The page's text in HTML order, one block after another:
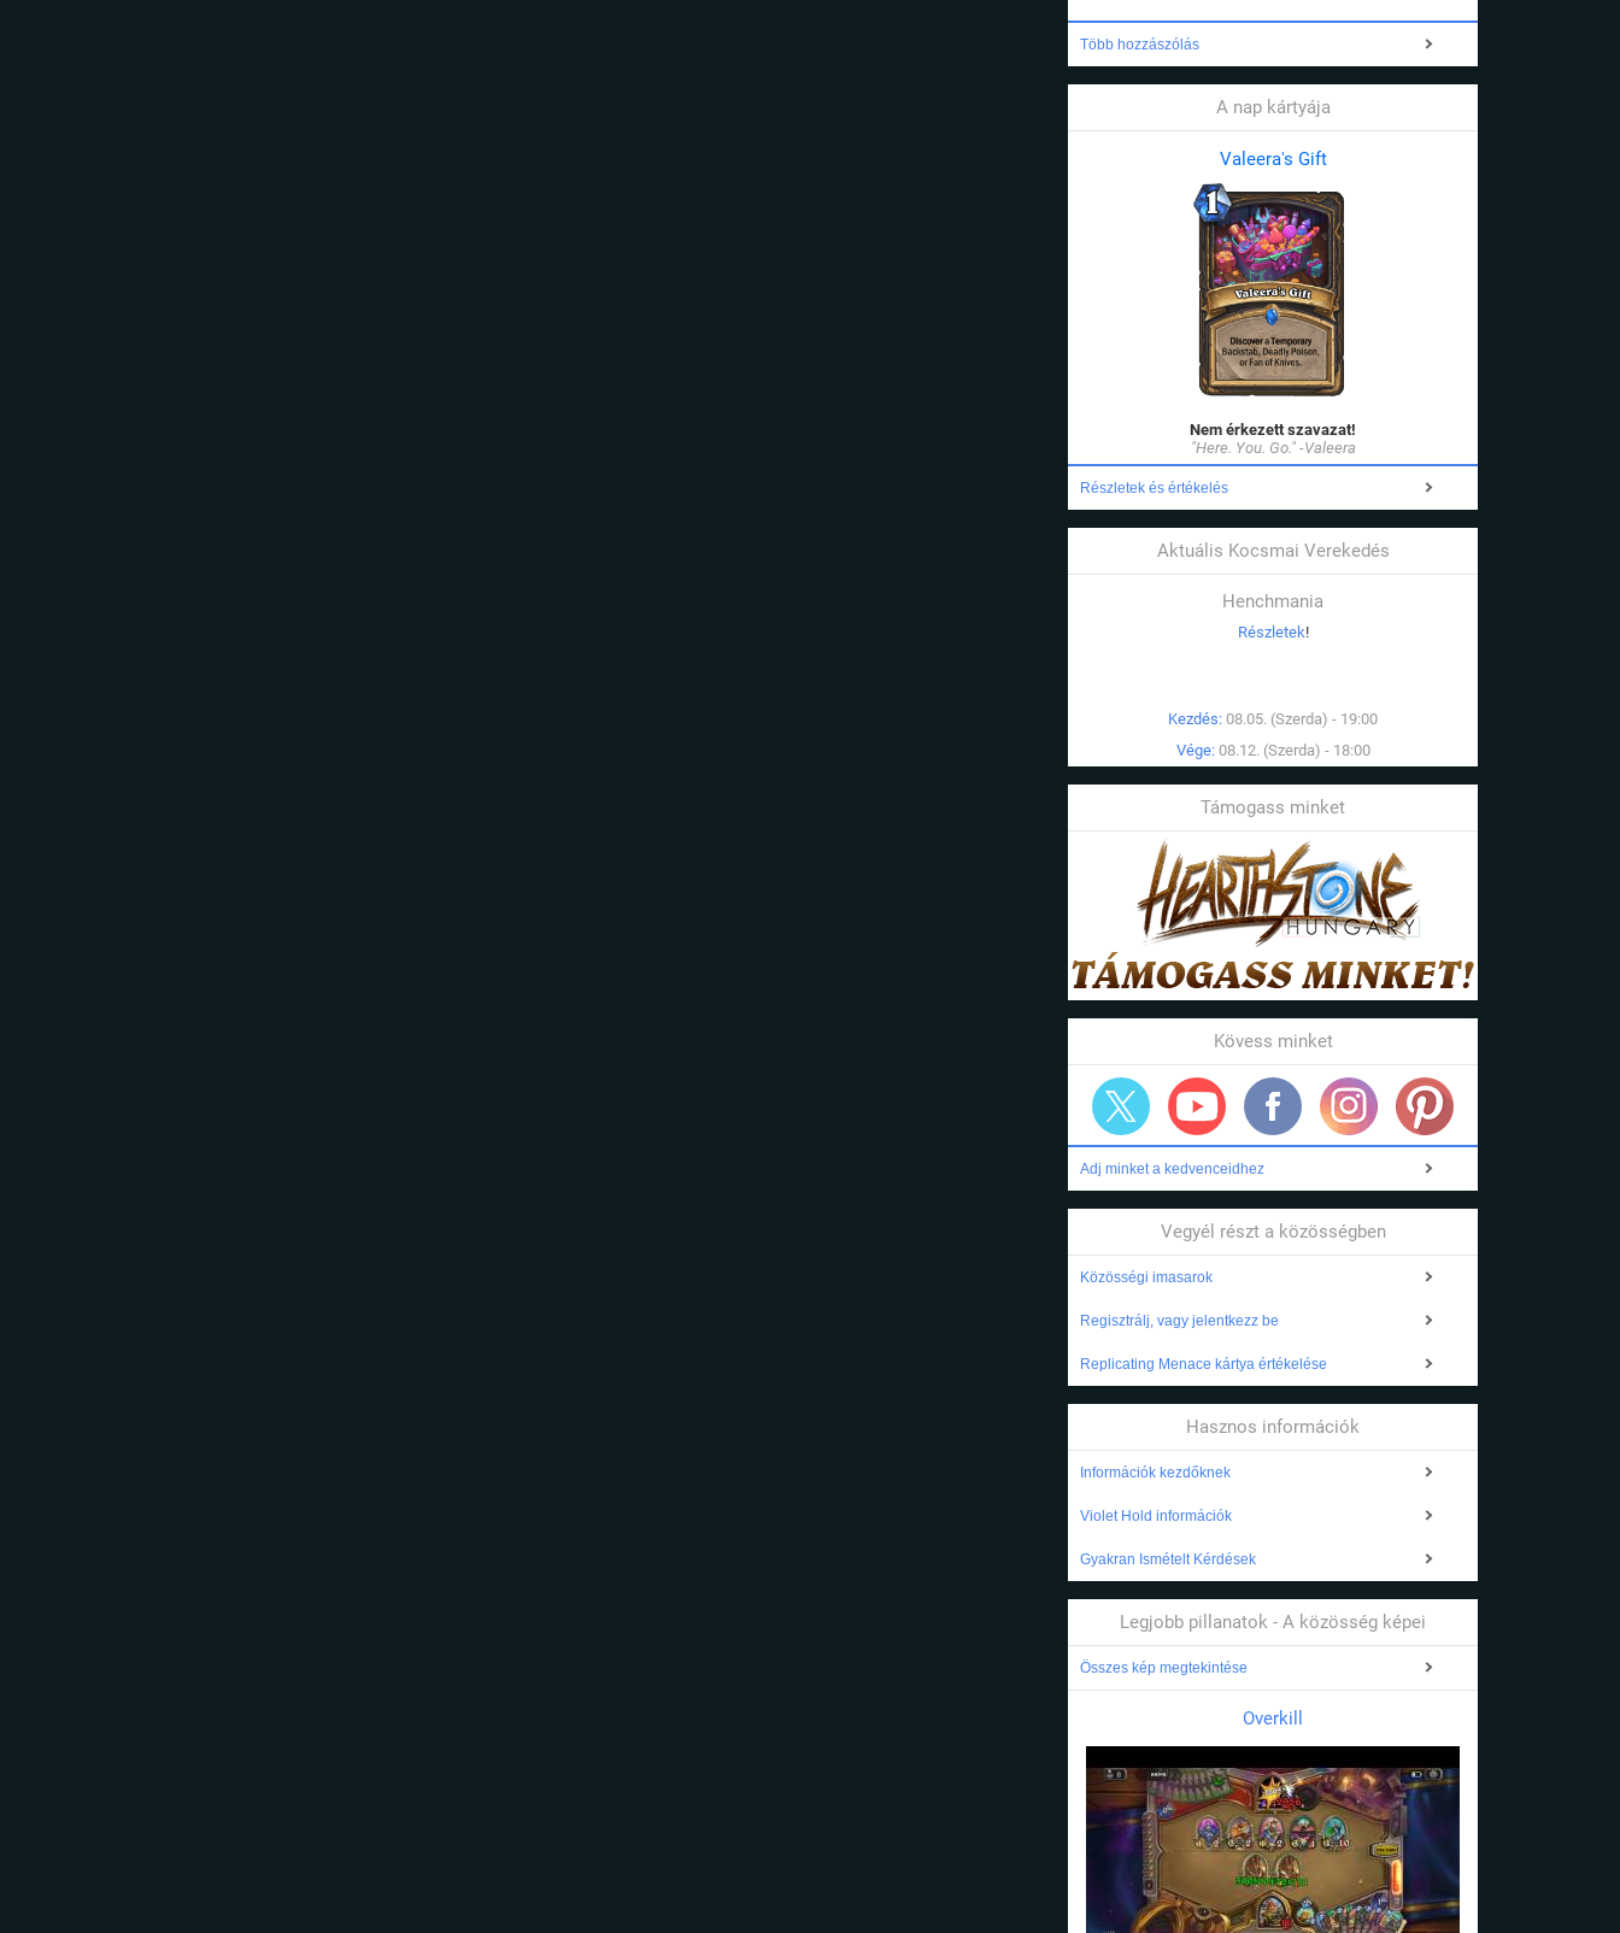
Több hozzászólás
A nap kártyája
Valeera's Gift
Nem érkezett szavazat!
"Here. You. Go." -Valeera
Részletek és értékelés
Aktuális Kocsmai Verekedés
Henchmania
Részletek!
Kezdés: 08.05. (Szerda) - 19:00
Vége: 08.12. (Szerda) - 18:00
Támogass minket
Kövess minket
Adj minket a kedvenceidhez
Vegyél részt a közösségben
Közösségi imasarok
Regisztrálj, vagy jelentkezz be
Replicating Menace kártya értékelése
Hasznos információk
Információk kezdőknek
Violet Hold információk
Gyakran Ismételt Kérdések
Legjobb pillanatok - A közösség képei
Összes kép megtekintése
Overkill